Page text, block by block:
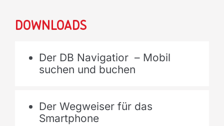
Downloads
Der DB Navigatior – Mobil
suchen und buchen
Der Wegweiser für das
Smartphone